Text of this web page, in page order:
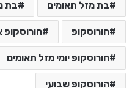
בת מזל תאומים בת
הורוסקופ הורוסקופ
הורוסקופ יומי מזל תאומים
הורוסקופ שבועי